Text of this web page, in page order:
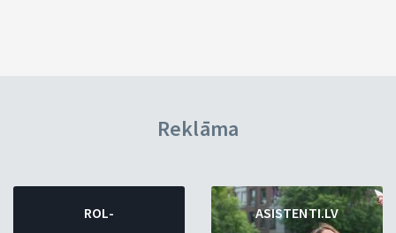
Reklāma
ROL- ASISTENTI.LV